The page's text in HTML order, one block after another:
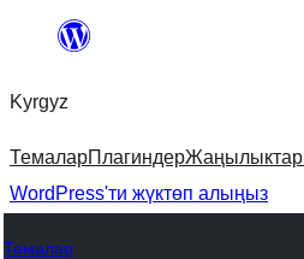
Мазмунга
Kyrgyz
ТемаларПлагиндерЖаңылыктар
WordPress'ти жүктөп алыңыз
Темалар